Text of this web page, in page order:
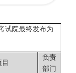
试院最终发布为
负责
部门